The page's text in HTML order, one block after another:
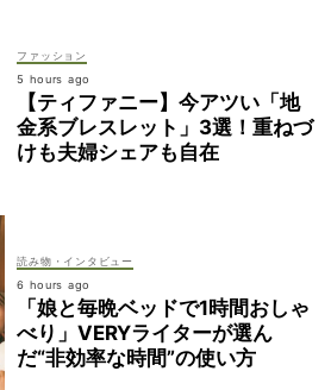
ファッション
5 hours ago
【ティファニー】今アツい「地
金系ブレスレット」3選！重ねづ
けも夫婦シェアも自在
読み物・インタビュー
6 hours ago
「娘と毎晩ベッドで1時間おしゃ
べり」VERYライターが選ん
だ“非効率な時間”の使い方